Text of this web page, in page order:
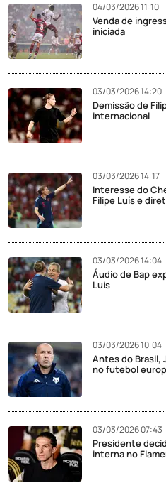
04/03/2026 11:10
Venda de
iniciada
03/03/2026 14:20
Demissão de
internacional
03/03/2026 14:17
Interesse do
Filipe Luís e
03/03/2026 14:04
Áudio de Bap
Luís
03/03/2026 10:04
Antes do Brasil,
no futebol
03/03/2026 07:43
Presidente
interna no